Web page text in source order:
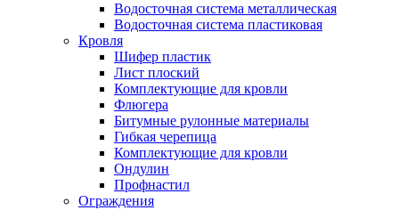
Водосточная система металлическая
Водосточная система пластиковая
Кровля
Шифер пластик
Лист плоский
Комплектующие для кровли
Флюгера
Битумные рулонные материалы
Гибкая черепица
Комплектующие для кровли
Ондулин
Профнастил
Ограждения